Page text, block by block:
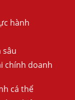
hành
sâu
chính doanh
cá thể